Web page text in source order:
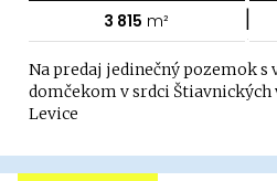
3 815 m² |
Na predaj jedinečný pozemok s
domčekom v srdci Štiavnických
Levice